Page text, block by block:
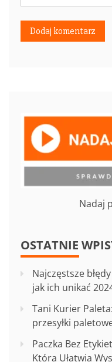
Nadaj
OSTATNIE
Najczęstsze
jak ich unikać
Tani Kurier
przesyłki
Paczka Bez
Która Ułatwia